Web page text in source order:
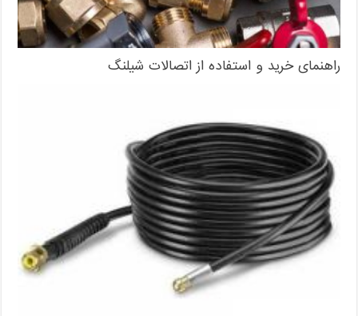
راهنمای خرید و استفاده از اتصالات شیلنگ